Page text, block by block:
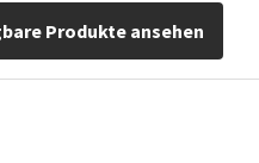
Produkte ansehen